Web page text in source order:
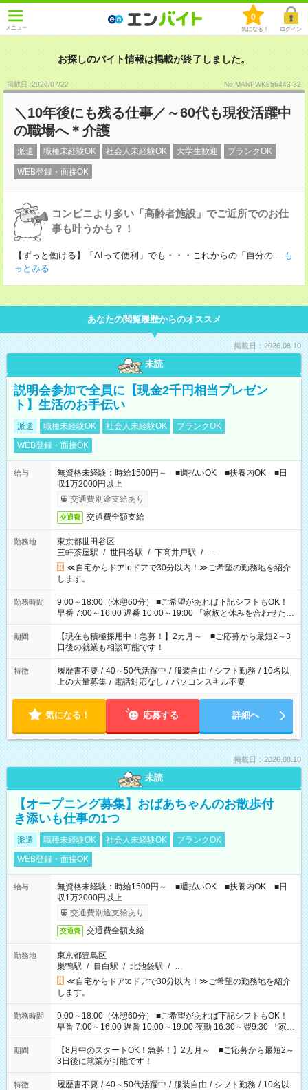
メニュー
0
気になる！ ログイン
お探しのバイト情報は掲載が終了しました。
掲載日 :2026/07/22 No.MANPWK856443-32
＼10年後にも残る仕事／～60代も現役活躍中
の職場へ＊介護
派遣 職種未経験OK 社会人未経験OK 大学生歓迎 ブランクOK
WEB登録・面接OK
コンビニより多い「高齢者施設」でご近所でのお仕
事も叶うかも？！
【ずっと働ける】「AIって便利」でも・・・これからの「自分の ...も
っとみる
あなたの閲覧履歴からのオススメ
掲載日：2026.08.10
未読
説明会参加で全員に【現金2千円相当プレゼン
ト】生活のお手伝い
派遣 職種未経験OK 社会人未経験OK
ブランクOK
WEB登録・面接OK
給与
無資格未経験：時給1500円～ ■週払いOK ■扶養内OK ■日
収1万2000円以上
交通費別途支給あり
交通費 交通費全額支給
勤務地
東京都世田谷区
三軒茶屋駅 / 世田谷駅 / 下高井戸駅 / …
≪自宅からドアtoドアで30分以内！≫ご希望の勤務地を紹介
します。
勤務時間
9:00～18:00（休憩60分） ■ご希望があれば下記シフトもOK！
早番 7:00～16:00 遅番 10:00～19:00 「家族と休みを合わせた
い」 「余裕を持って夕飯の準備がしたい」 「できれば残業はし
たくない」 など、ご希望を教えてくださいね。 ※Wワーク希望
の方へ 今ご覧のお仕事で希望する勤務時間と、もう1つのお仕事
の勤務時間。 合計で週40時間を超える場合は応募できません。
期間
【現在も積極採用中！急募！】2カ月～ ■ご応募から最短2～3
日後の就業も相談可能です！
特徴 履歴書不要 / 40～50代活躍中 / 服装自由 / シフト勤務 / 10名以
上の大量募集 / 電話対応なし / パソコンスキル不要
気になる！ 応募する 詳細へ
掲載日：2026.08.10
未読
【オープニング募集】おばあちゃんのお散歩付
き添いも仕事の1つ
派遣 職種未経験OK 社会人未経験OK
ブランクOK
WEB登録・面接OK
給与
無資格未経験：時給1500円～ ■週払いOK ■扶養内OK ■日
収1万2000円以上
交通費別途支給あり
交通費 交通費全額支給
勤務地
東京都豊島区
巣鴨駅 / 目白駅 / 北池袋駅 / …
≪自宅からドアtoドアで30分以内！≫ご希望の勤務地を紹介
します。
勤務時間
9:00～18:00（休憩60分） ■ご希望があれば下記シフトもOK！
早番 7:00～16:00 遅番 10:00～19:00 夜勤 16:30～翌9:30 「家族
と休みを合わせたい」 「余裕を持って夕飯の準備がしたい」
「できれば残業はしたくない」 など、ご希望を教えてください
ね。 ※Wワーク希望の方へ 今ご覧のお仕事で希望する勤務時間
と、もう1つのお仕事の勤務時間。 合計で週40時間を超える場
合は応募できません。
期間
【8月中のスタートOK！急募！】2カ月～ ■ご応募から最短2～
3日後に就業が可能です！
特徴 履歴書不要 / 40～50代活躍中 / 服装自由 / シフト勤務 / 10名以